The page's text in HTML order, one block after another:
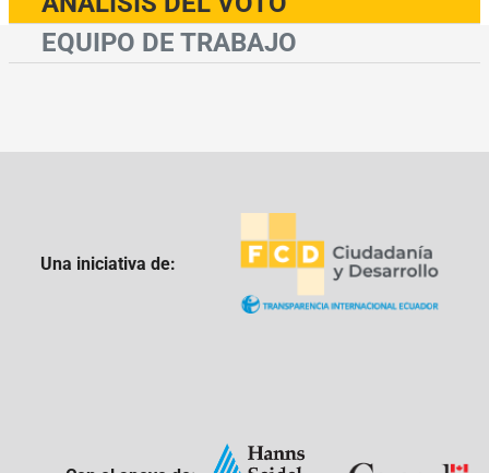
EQUIPO DE TRABAJO
Una iniciativa de: